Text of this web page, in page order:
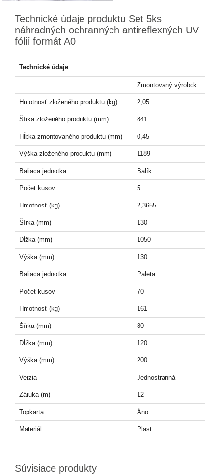
Technické údaje produktu Set 5ks
náhradných ochranných antireflexných UV
fólií formát A0
Technické údaje
Zmontovaný výrobok
Hmotnosť zloženého produktu (kg) 2,05
Šírka zloženého produktu (mm) 841
Hĺbka zmontovaného produktu (mm) 0,45
Výška zloženého produktu (mm) 1189
Baliaca jednotka Balík
Počet kusov 5
Hmotnosť (kg) 2,3655
Šírka (mm) 130
Dĺžka (mm) 1050
Výška (mm) 130
Baliaca jednotka Paleta
Počet kusov 70
Hmotnosť (kg) 161
Šírka (mm) 80
Dĺžka (mm) 120
Výška (mm) 200
Verzia Jednostranná
Záruka (m) 12
Topkarta Áno
Materiál Plast
Súvisiace produkty